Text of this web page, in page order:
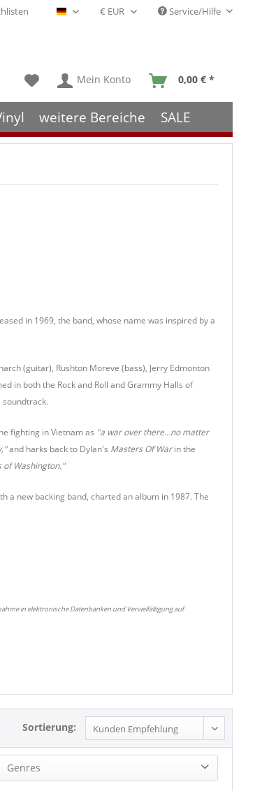
Deutsch - DE Service/Hilfe
Mein Konto 0,00 € *
weitere Bereiche SALE
in 1969, the band, whose name was inspired by a
(guitar), Rushton Moreve (bass), Jerry Edmonton
in both the Rock and Roll and Grammy Halls of
fighting in Vietnam as "a war over there…no matter
and harks back to Dylan's Masters Of Warin the
of Washington."
a new backing band, charted an album in 1987. The
in elektronische Datenbanken und Vervielfältigung auf
Sortierung:
Genres